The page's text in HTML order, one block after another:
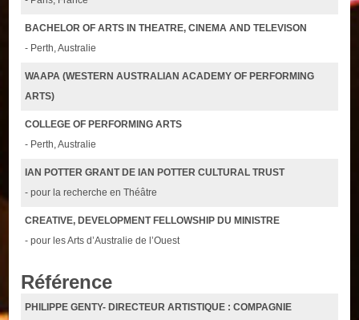
BACHELOR OF ARTS IN THEATRE, CINEMA AND TELEVISON
- Perth, Australie
WAAPA (WESTERN AUSTRALIAN ACADEMY OF PERFORMING
ARTS)
COLLEGE OF PERFORMING ARTS
- Perth, Australie
IAN POTTER GRANT DE IAN POTTER CULTURAL TRUST
- pour la recherche en Théâtre
CREATIVE, DEVELOPMENT FELLOWSHIP DU MINISTRE
- pour les Arts d’Australie de l’Ouest
Référence
PHILIPPE GENTY- DIRECTEUR ARTISTIQUE : COMPAGNIE